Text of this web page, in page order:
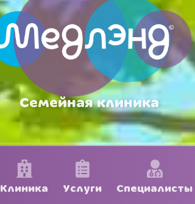
Семейная клиника
Клиника Услуги Специалисты